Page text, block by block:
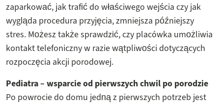
zaparkować, jak trafić do właściwego wejścia czy jak
wygląda procedura przyjęcia, zmniejsza późniejszy
stres. Możesz także sprawdzić, czy placówka umożliwia
kontakt telefoniczny w razie wątpliwości dotyczących
rozpoczęcia akcji porodowej.
Pediatra – wsparcie od pierwszych chwil po porodzie
Po powrocie do domu jedną z pierwszych potrzeb jest